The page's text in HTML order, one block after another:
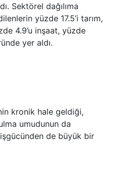
Sektörel dağılıma
yüzde 17.5’i tarım,
4.9’u inşaat, yüzde
yer aldı.
kronik hale geldiği,
umudunun da
de büyük bir